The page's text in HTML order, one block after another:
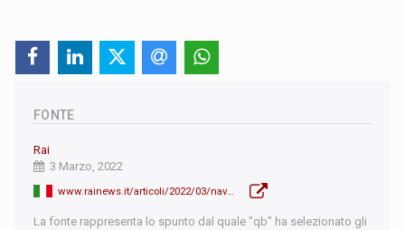
FONTE
Rai
3 Marzo, 2022
www.rainews.it/articoli/2022/03/nave-cargo-con-bandiera-panamense-affondata-nel-porto-di-odessa-4-dispersi-ac36d6c1-842a-4d72-87c3-a58c1ec04eec.html
La fonte rappresenta lo spunto dal quale "qb" ha selezionato gli